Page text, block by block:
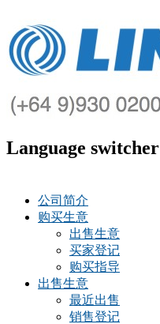
Language switcher
公司简介
购买生意
出售生意
买家登记
购买指导
出售生意
最近出售
销售登记